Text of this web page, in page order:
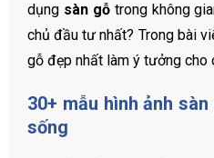
dụng sàn gỗtrong không
chủ đầu tư nhất? Trong bài
gỗ đẹp nhất làm ý tưởng cho
30+ mẫu hình ảnh
sống